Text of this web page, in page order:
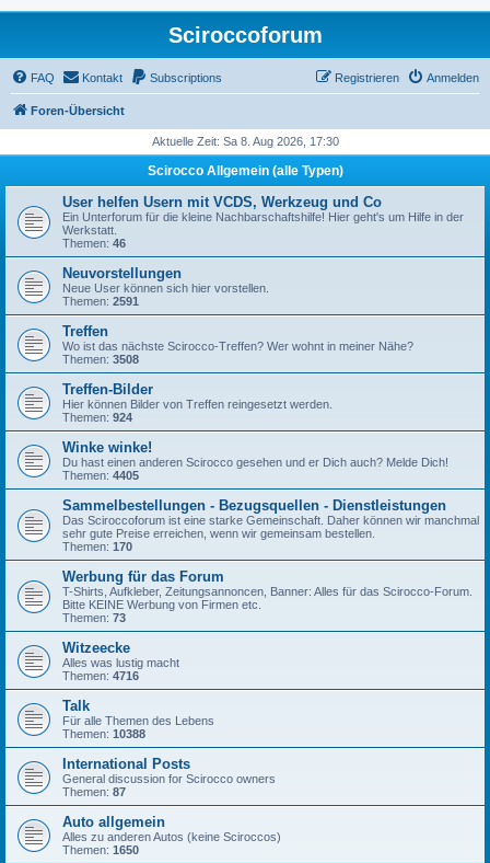
Sciroccoforum
FAQ Kontakt Subscriptions Anmelden
Registrieren
Foren-Übersicht
Aktuelle Zeit: Sa 8. Aug 2026, 17:30
Scirocco Allgemein (alle Typen)
User helfen Usern mit VCDS, Werkzeug und Co
Ein Unterforum für die kleine Nachbarschaftshilfe! Hier geht's um Hilfe in der
Werkstatt.
Themen: 46
Neuvorstellungen
Neue User können sich hier vorstellen.
Themen: 2591
Treffen
Wo ist das nächste Scirocco-Treffen? Wer wohnt in meiner Nähe?
Themen: 3508
Treffen-Bilder
Hier können Bilder von Treffen reingesetzt werden.
Themen: 924
Winke winke!
Du hast einen anderen Scirocco gesehen und er Dich auch? Melde Dich!
Themen: 4405
Sammelbestellungen - Bezugsquellen - Dienstleistungen
Das Sciroccoforum ist eine starke Gemeinschaft. Daher können wir manchmal
sehr gute Preise erreichen, wenn wir gemeinsam bestellen.
Themen: 170
Werbung für das Forum
T-Shirts, Aufkleber, Zeitungsannoncen, Banner: Alles für das Scirocco-Forum.
Bitte KEINE Werbung von Firmen etc.
Themen: 73
Witzeecke
Alles was lustig macht
Themen: 4716
Talk
Für alle Themen des Lebens
Themen: 10388
International Posts
General discussion for Scirocco owners
Themen: 87
Auto allgemein
Alles zu anderen Autos (keine Sciroccos)
Themen: 1650